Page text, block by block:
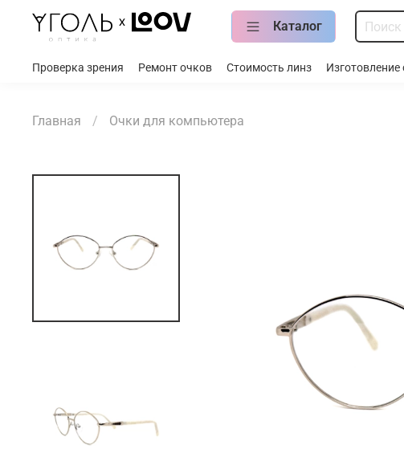
Каталог
Проверка зрения Ремонт очков Стоимость линз Изготовление
Главная Очки для компьютера